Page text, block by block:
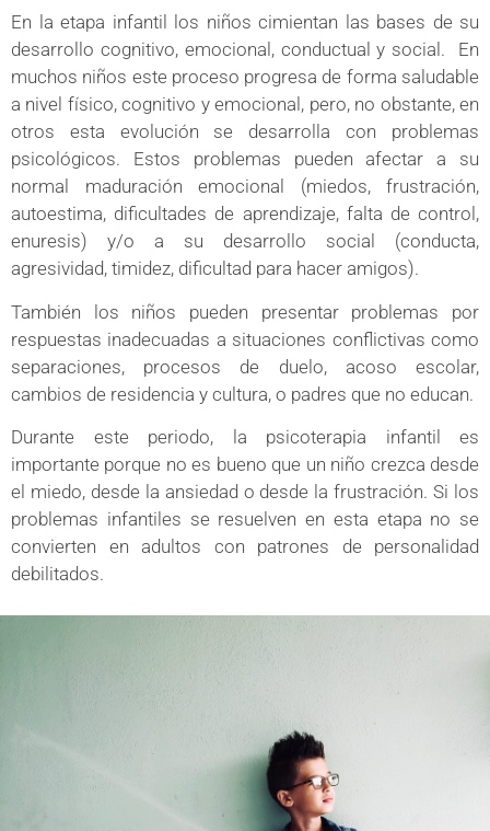
En la etapa infantil los niños cimientan las bases de su
desarrollo cognitivo, emocional, conductual y social.
En
muchos niños este proceso progresa de forma saludable
a nivel físico, cognitivo y emocional, pero, no obstante, en
otros esta evolución se desarrolla con problemas
psicológicos. Estos problemas pueden afectar a su
normal maduración emocional (miedos, frustración,
autoestima, dificultades de aprendizaje, falta de control,
enuresis) y/o a su desarrollo social (conducta,
agresividad, timidez, dificultad para hacer amigos).
También los niños pueden presentar problemas por
respuestas inadecuadas a situaciones conflictivas como
separaciones, procesos de duelo, acoso escolar,
cambios de residencia y cultura, o padres que no educan.
Durante este periodo, la psicoterapia infantil es
importante porque no es bueno que un niño crezca desde
el miedo, desde la ansiedad o desde la frustración. Si los
problemas infantiles se resuelven en esta etapa no se
convierten en adultos con patrones de personalidad
debilitados.